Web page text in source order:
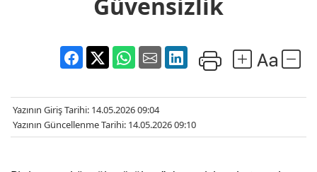
Yazının Giriş Tarihi: 14.05.2026 09:04
Yazının Güncellenme Tarihi: 14.05.2026 09:10